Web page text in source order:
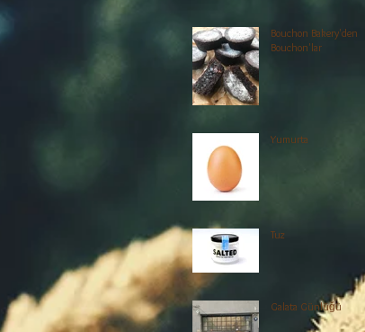
Bouchon Bakery'den
Bouchon'lar
Yumurta
Tuz
Galata Günlüğü